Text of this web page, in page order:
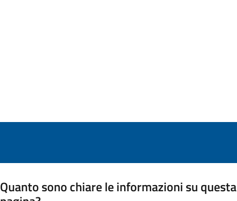
Quanto sono chiare le informazioni su questa